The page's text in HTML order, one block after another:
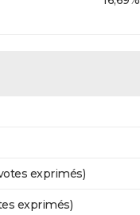
exprimés)
exprimés)